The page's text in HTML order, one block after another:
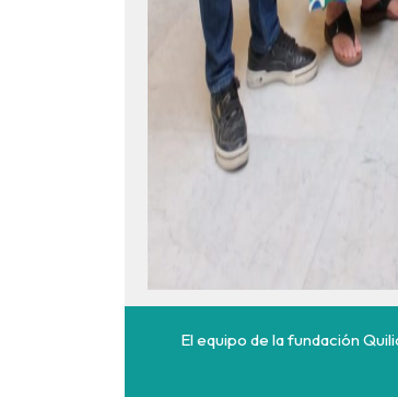
El equipo de la fundación